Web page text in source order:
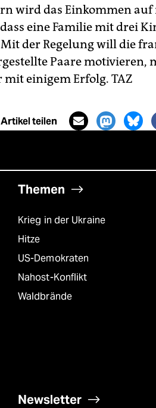
wird das Einkommen
eine Familie mit drei
der Regelung will die
Paare motivieren,
mit einigem Erfolg. TAZ
teilen
Themen
Krieg in der Ukraine
Hitze
US-Demokraten
Nahost-Konflikt
Waldbrände
Newsletter